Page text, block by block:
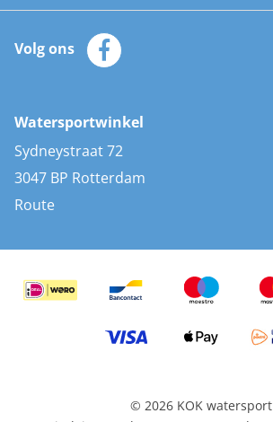
Automatische reddingsvesten
Zeilkleding
Zonnepanelen
AIS transponders
Stootwillen en fenders
Bootkussens
Zwemtrappen
Klantenservice
Merken
Volg ons
Watersportwinkel
Sydneystraat 72
3047 BP Rotterdam
Route
© 2026 KOK watersport